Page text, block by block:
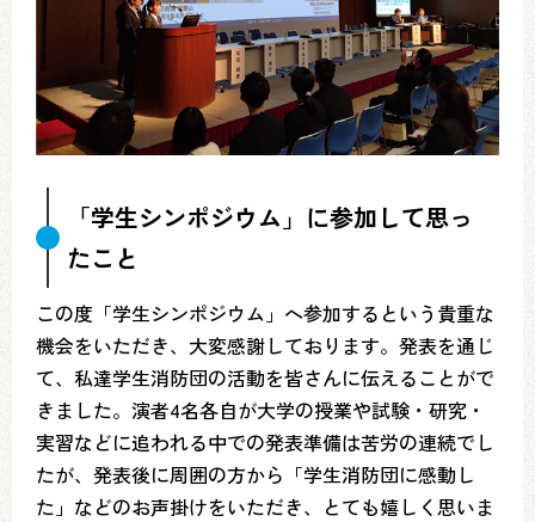
「学生シンポジウム」に参加して思っ
たこと
この度「学生シンポジウム」へ参加するという貴重な
機会をいただき、大変感謝しております。発表を通じ
て、私達学生消防団の活動を皆さんに伝えることがで
きました。演者4名各自が大学の授業や試験・研究・
実習などに追われる中での発表準備は苦労の連続でし
たが、発表後に周囲の方から「学生消防団に感動し
た」などのお声掛けをいただき、とても嬉しく思いま